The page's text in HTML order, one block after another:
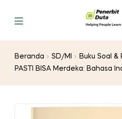
Menu
Beranda SD/MI
Buku Soal &
PASTI BISA Merdeka: Bahasa